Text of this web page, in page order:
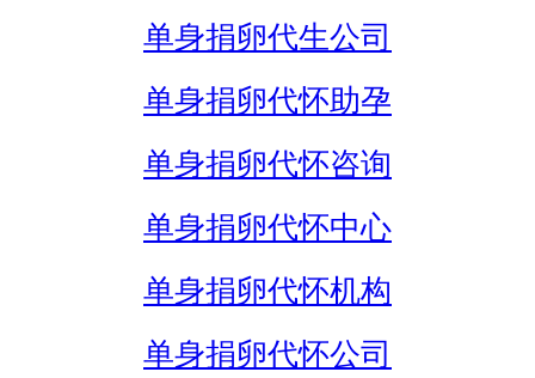
单身捐卵代生公司
单身捐卵代怀助孕
单身捐卵代怀咨询
单身捐卵代怀中心
单身捐卵代怀机构
单身捐卵代怀公司